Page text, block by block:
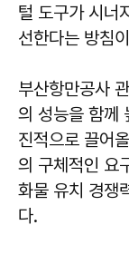
털 도구가 시너
선한다는 방침
부산항만공사
의 성능을 함께
진적으로 끌어
의 구체적인 요
화물 유치 경쟁
다.